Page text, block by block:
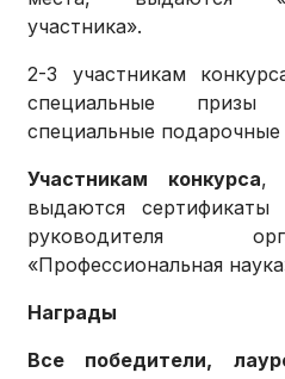
участника».
2-3 участникам
специальные
специальные подарочные
Участникам конкурса,
выдаются
руководителя
«Профессиональная
Награды
Все победители,